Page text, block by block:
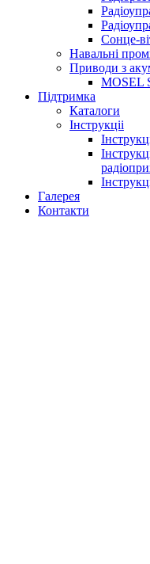
Сонце-
Навальні
Приводи з
MOSEL
Підтримка
Каталоги
Інструкціі
Галерея
Контакти